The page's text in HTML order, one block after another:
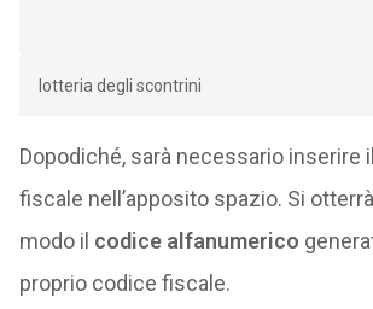
lotteria degli scontrini
Dopodiché, sarà necessario inserire
fiscale nell’apposito spazio. Si
modo il codice alfanumerico
proprio codice fiscale.